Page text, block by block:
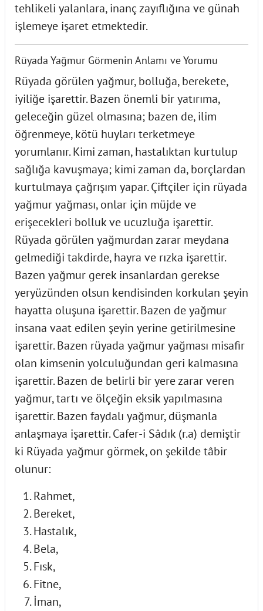
tehlikeli yalanlara, inanç zayıflığına ve günah
işlemeye işaret etmektedir.
Rüyada Yağmur Görmenin Anlamı ve Yorumu
Rüyada görülen yağmur, bolluğa, berekete,
iyiliğe işarettir. Bazen önemli bir yatırıma,
geleceğin güzel olmasına; bazen de, ilim
öğrenmeye, kötü huyları terketmeye
yorumlanır. Kimi zaman, hastalıktan kurtulup
sağlığa kavuşmaya; kimi zaman da, borçlardan
kurtulmaya çağrışım yapar. Çiftçiler için rüyada
yağmur yağması, onlar için müjde ve
erişecekleri bolluk ve ucuzluğa işarettir.
Rüyada görülen yağmurdan zarar meydana
gelmediği takdirde, hayra ve rızka işarettir.
Bazen yağmur gerek insanlardan gerekse
yeryüzünden olsun kendisinden korkulan şeyin
hayatta oluşuna işarettir. Bazen de yağmur
insana vaat edilen şeyin yerine getirilmesine
işarettir. Bazen rüyada yağmur yağması misafir
olan kimsenin yolculuğundan geri kalmasına
işarettir. Bazen de belirli bir yere zarar veren
yağmur, tartı ve ölçeğin eksik yapılmasına
işarettir. Bazen faydalı yağmur, düşmanla
anlaşmaya işarettir. Cafer-i Sâdık (r.a) demiştir
ki Rüyada yağmur görmek, on şekilde tâbir
olunur:
Rahmet,
Bereket,
Hastalık,
Bela,
Fısk,
Fitne,
İman,